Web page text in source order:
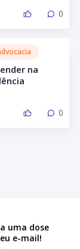
0
na
0
uma dose
e-mail!